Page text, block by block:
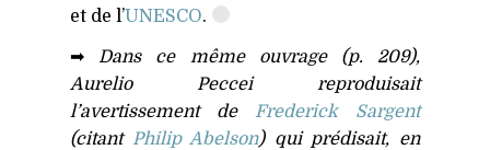
et de l’UNESCO.
➡ Dans ce même ouvrage (p. 209),
Aurelio Peccei reproduisait
l’avertissement de
Frederick Sargent
(citant Philip Abelson) qui prédisait, en